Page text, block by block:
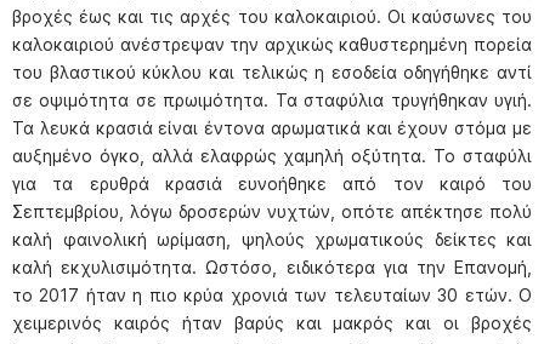
βροχές έως και τις αρχές του καλοκαιριού. Οι καύσωνες του
καλοκαιριού ανέστρεψαν την αρχικώς καθυστερημένη πορεία
του βλαστικού κύκλου και τελικώς η εσοδεία οδηγήθηκε αντί
σε οψιμότητα σε πρωιμότητα. Τα σταφύλια τρυγήθηκαν υγιή.
Τα λευκά κρασιά είναι έντονα αρωματικά και έχουν στόμα με
αυξημένο όγκο, αλλά ελαφρώς χαμηλή οξύτητα. Το σταφύλι
για τα ερυθρά κρασιά ευνοήθηκε από τον καιρό του
Σεπτεμβρίου, λόγω δροσερών νυχτών, οπότε απέκτησε πολύ
καλή φαινολική ωρίμαση, ψηλούς χρωματικούς δείκτες και
καλή εκχυλισιμότητα. Ωστόσο, ειδικότερα για την Επανομή,
το 2017 ήταν η πιο κρύα χρονιά των τελευταίων 30 ετών. Ο
χειμερινός καιρός ήταν βαρύς και μακρός και οι βροχές